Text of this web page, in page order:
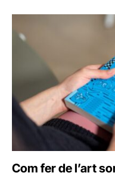
Com fer de l’art